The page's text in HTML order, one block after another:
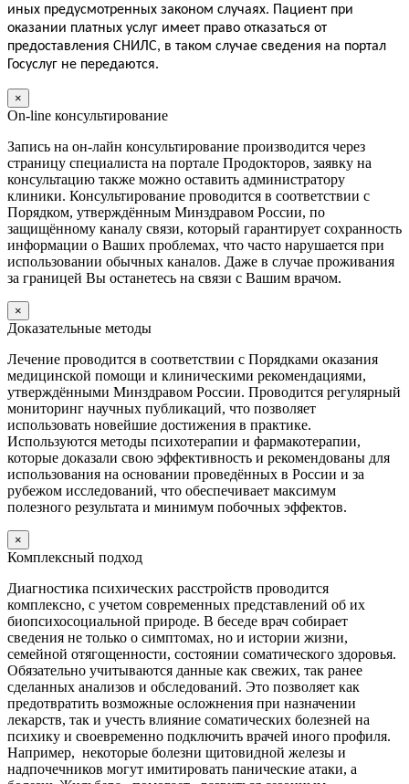
иных предусмотренных законом случаях. Пациент при
оказании платных услуг имеет право отказаться от
предоставления СНИЛС, в таком случае сведения на портал
Госуслуг не передаются.
×
On-line консультирование
Запись на он-лайн консультирование производится через
страницу специалиста на портале Продокторов, заявку на
консультацию также можно оставить администратору
клиники. Консультирование проводится в соответствии с
Порядком, утверждённым Минздравом России, по
защищённому каналу связи, который гарантирует сохранность
информации о Ваших проблемах, что часто нарушается при
использовании обычных каналов. Даже в случае проживания
за границей Вы останетесь на связи с Вашим врачом.
×
Доказательные методы
Лечение проводится в соответствии с Порядками оказания
медицинской помощи и клиническими рекомендациями,
утверждёнными Минздравом России. Проводится регулярный
мониторинг научных публикаций, что позволяет
использовать новейшие достижения в практике.
Используются методы психотерапии и фармакотерапии,
которые доказали свою эффективность и рекомендованы для
использования на основании проведённых в России и за
рубежом исследований, что обеспечивает максимум
полезного результата и минимум побочных эффектов.
×
Комплексный подход
Диагностика психических расстройств проводится
комплексно, с учетом современных представлений об их
биопсихосоциальной природе. В беседе врач собирает
сведения не только о симптомах, но и истории жизни,
семейной отягощенности, состоянии соматического здоровья.
Обязательно учитываются данные как свежих, так ранее
сделанных анализов и обследований. Это позволяет как
предотвратить возможные осложнения при назначении
лекарств, так и учесть влияние соматических болезней на
психику и своевременно подключить врачей иного профиля.
Например, некоторые болезни щитовидной железы и
надпочечников могут имитировать панические атаки, а